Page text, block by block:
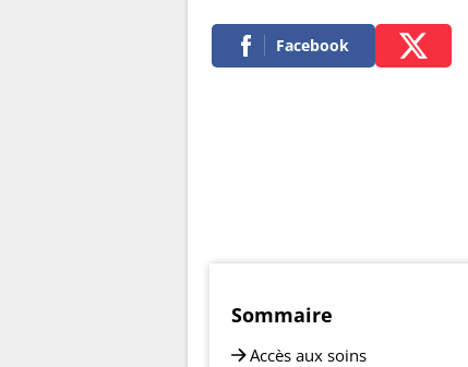
Facebook
Sommaire
Accès aux soins